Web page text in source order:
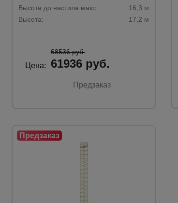
Высота до настила макс.:
16,3 м
Высота:
17,2 м
Цена:
68536 руб.
61936 руб.
Предзаказ